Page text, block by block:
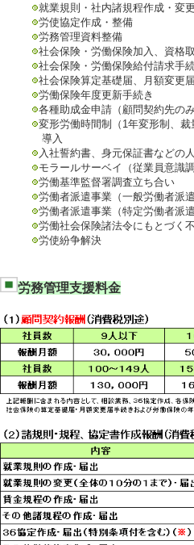
就業規則・社内諸規程作成・変
労使協定作成・整備
労務管理資料整備
社会保険・労働保険加入、資格
社会保険・労働保険給付請求手
社会保険算定基礎届、月額変更
労働保険年度更新手続き
各種助成金申請（顧問契約先の
変形労働時間制（1年変形制、
導入
入社誓約書、身元保証書などの
モラールサーベイ（従業員意識
労働基準監督署調査立ち合い
労働者派遣事業（一般労働者派
労働者派遣事業（特定労働者派
労働社会保険諸法令にもとづく
労使紛争解決
労務管理支援料金